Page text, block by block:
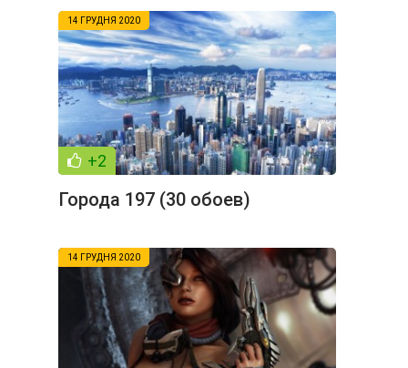
14 ГРУДНЯ 2020
+2
Города 197 (30 обоев)
14 ГРУДНЯ 2020